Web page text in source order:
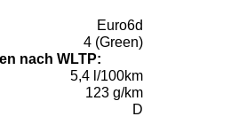
Euro6d
4 (Green)
nach WLTP:
5,4 l/100km
123 g/km
D